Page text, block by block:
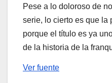
Pese a lo doloroso de
serie, lo cierto es que la
porque el título es ya
de la historia de la
Ver fuente